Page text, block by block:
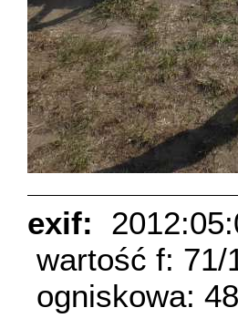
exif:
wartość f: 71/
ogniskowa: